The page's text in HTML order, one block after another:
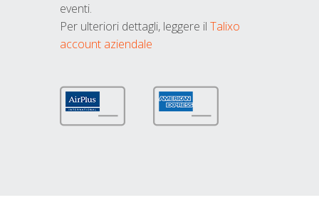
eventi.
Per ulteriori dettagli, leggere il Talixo
account aziendale